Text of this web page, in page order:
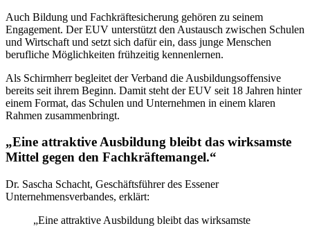
Auch Bildung und Fachkräftesicherung gehören zu seinem
Engagement. Der EUV unterstützt den Austausch zwischen Schulen
und Wirtschaft und setzt sich dafür ein, dass junge Menschen
berufliche Möglichkeiten frühzeitig kennenlernen.
Als Schirmherr begleitet der Verband die Ausbildungsoffensive
bereits seit ihrem Beginn. Damit steht der EUV seit 18 Jahren hinter
einem Format, das Schulen und Unternehmen in einem klaren
Rahmen zusammenbringt.
„Eine attraktive Ausbildung bleibt das wirksamste
Mittel gegen den Fachkräftemangel.“
Dr. Sascha Schacht, Geschäftsführer des Essener
Unternehmensverbandes, erklärt:
„Eine attraktive Ausbildung bleibt das wirksamste